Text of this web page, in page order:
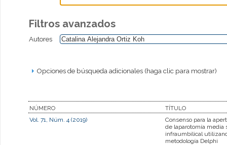
Filtros avanzados
Autores
Opciones de búsqueda adicionales (haga clic para mostrar)
NÚMERO
TÍTULO
Vol. 71, Núm. 4 (2019)
Consenso para la
de laparotomía media
infraumbilical
metodología Delphi